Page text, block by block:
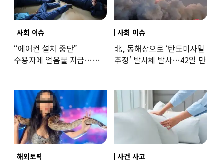
사회 이슈
“에어컨 설치 중단”
수용자에 얼음물 지급…
사회 이슈
北, 동해상으로 ‘탄도미사일
추정’ 발사체 발사…42일 만
해외토픽 사건 사고